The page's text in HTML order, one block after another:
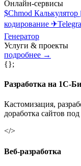
Онлайн-сервисы
$Chmod Калькулятор
кодирование ✈
Генератор
Услуги & проекты
подробнее →
{};
Разработка на 1С-
Кастомизация,
доработка сайтов
</>
Веб-разработка